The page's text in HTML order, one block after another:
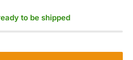
to be shipped